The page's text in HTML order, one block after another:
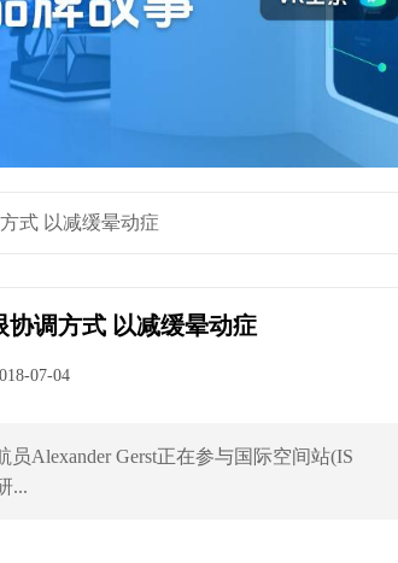
式 以减缓晕动症
协调方式 以减缓晕动症
07-04
Alexander Gerst正在参与国际空间站(IS
...